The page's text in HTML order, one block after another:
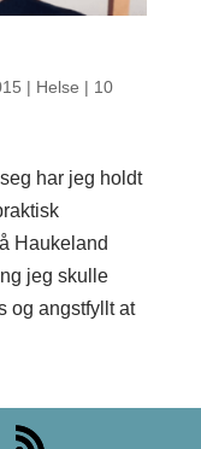
| Helse | 10
har jeg holdt
Haukeland
jeg skulle
og angstfyllt at